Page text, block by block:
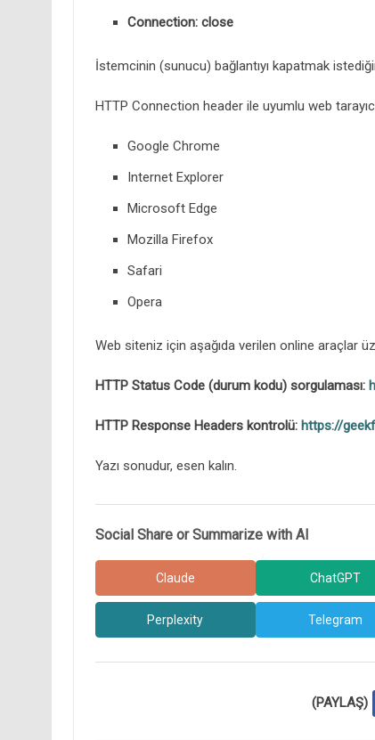
Connection: close
İstemcinin (sunucu) bağlantıyı kapatmak
HTTP Connection header ile uyumlu web
Google Chrome
Internet Explorer
Microsoft Edge
Mozilla Firefox
Safari
Opera
Web siteniz için aşağıda verilen online araçlar
HTTP Status Code (durum kodu) sorgulaması:
HTTP Response Headers kontrolü: https://
Yazı sonudur, esen kalın.
Social Share or Summarize with AI
Claude ChatGPT
Perplexity Telegram
(PAYLAŞ)